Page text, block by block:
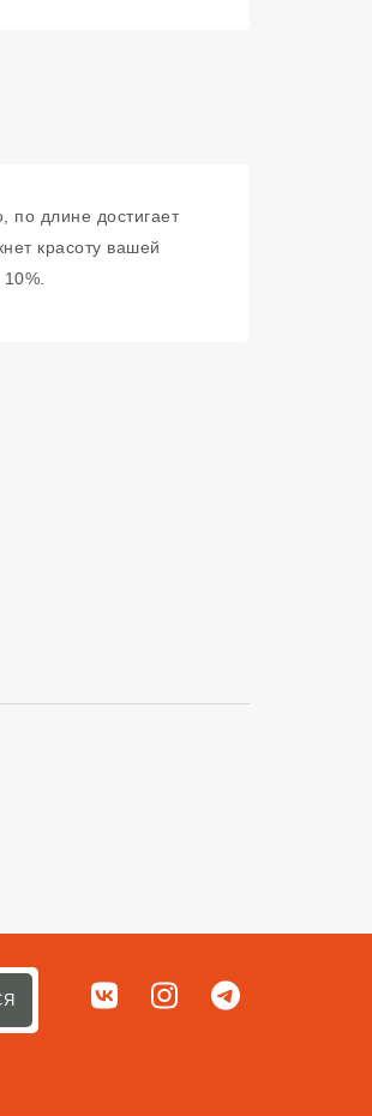
по длине достигает
красоту вашей
Мы в соц. сетях
ВКонтактеInstagramTelegram